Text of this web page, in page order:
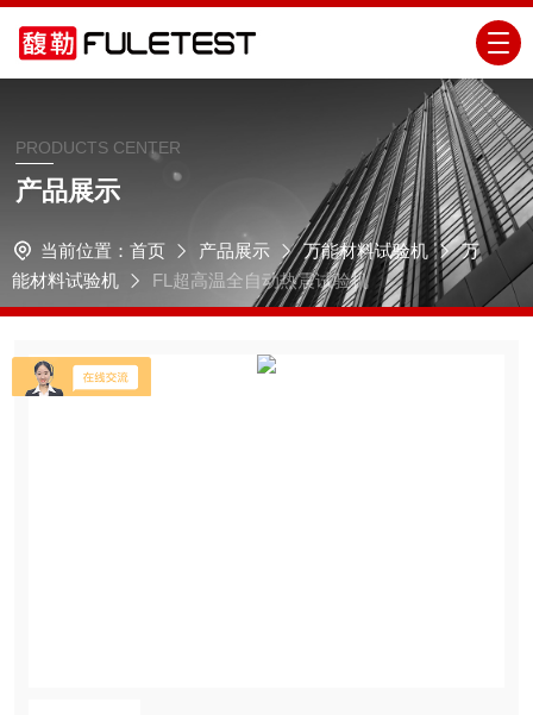
PRODUCTS CENTER
产品展示
当前位置： 首页 产品展示 万能材料试验机
万
能材料试验机
FL超高温全自动热震试验机